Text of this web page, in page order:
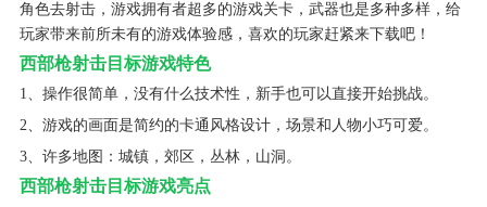
角色去射击，游戏拥有者超多的游戏关卡，武器也是多种多样，给
玩家带来前所未有的游戏体验感，喜欢的玩家赶紧来下载吧！
西部枪射击目标游戏特色
1、操作很简单，没有什么技术性，新手也可以直接开始挑战。
2、游戏的画面是简约的卡通风格设计，场景和人物小巧可爱。
3、许多地图：城镇，郊区，丛林，山洞。
西部枪射击目标游戏亮点